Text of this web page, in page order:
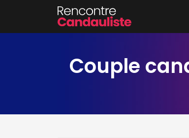
Couple